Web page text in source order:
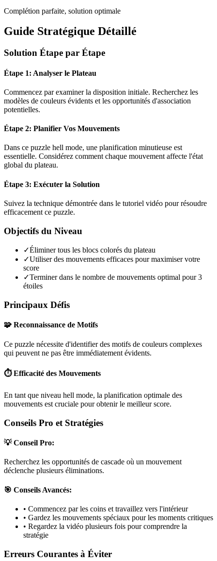
Complétion parfaite, solution optimale
Guide Stratégique Détaillé
Solution Étape par Étape
Étape 1: Analyser le Plateau
Commencez par examiner la disposition initiale. Recherchez les
modèles de couleurs évidents et les opportunités d'association
potentielles.
Étape 2: Planifier Vos Mouvements
Dans ce puzzle hell mode, une planification minutieuse est
essentielle. Considérez comment chaque mouvement affecte l'état
global du plateau.
Étape 3: Exécuter la Solution
Suivez la technique démontrée dans le tutoriel vidéo pour résoudre
efficacement ce puzzle.
Objectifs du Niveau
✓Éliminer tous les blocs colorés du plateau
✓Utiliser des mouvements efficaces pour maximiser votre
score
✓Terminer dans le nombre de mouvements optimal pour 3
étoiles
Principaux Défis
🧩 Reconnaissance de Motifs
Ce puzzle nécessite d'identifier des motifs de couleurs complexes
qui peuvent ne pas être immédiatement évidents.
⏱️ Efficacité des Mouvements
En tant que niveau hell mode, la planification optimale des
mouvements est cruciale pour obtenir le meilleur score.
Conseils Pro et Stratégies
💡 Conseil Pro:
Recherchez les opportunités de cascade où un mouvement
déclenche plusieurs éliminations.
🎯 Conseils Avancés:
• Commencez par les coins et travaillez vers l'intérieur
• Gardez les mouvements spéciaux pour les moments critiques
• Regardez la vidéo plusieurs fois pour comprendre la
stratégie
Erreurs Courantes à Éviter